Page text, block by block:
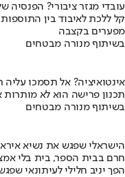
עובדי מגזר ציבורי?
קל ללכת לאיבוד בין
מפערים בקצבה
בשיתוף מנורה מבטחים
אינטואיציה? אל תסמכו עליה
תכנון פרישה הוא לא
בשיתוף מנורה מבטחים
הישראלי שפגש את נשיא
חרם בבית הספר, בית בלי
הפך יניב חלילי לעיתונאי